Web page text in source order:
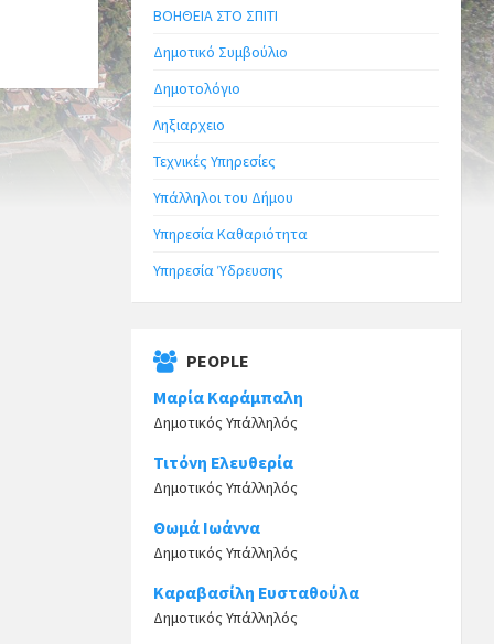
ΒΟΗΘΕΙΑ ΣΤΟ ΣΠΙΤΙ
Δημοτικό Συμβούλιο
Δημοτολόγιο
Ληξιαρχειο
Τεχνικές Υπηρεσίες
Υπάλληλοι του Δήμου
Υπηρεσία Καθαριότητα
Υπηρεσία Ύδρευσης
PEOPLE
Μαρία Καράμπαλη
Δημοτικός Υπάλληλός
Τιτόνη Ελευθερία
Δημοτικός Υπάλληλός
Θωμά Ιωάννα
Δημοτικός Υπάλληλός
Καραβασίλη Ευσταθούλα
Δημοτικός Υπάλληλός